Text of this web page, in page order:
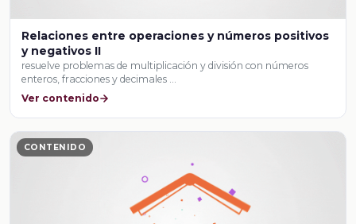
Relaciones entre operaciones y números positivos
y negativos II
resuelve problemas de multiplicación y división con números
enteros, fracciones y decimales …
Ver contenido
CONTENIDO